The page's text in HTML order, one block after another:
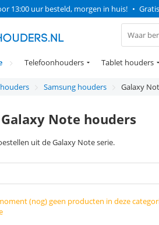
13:00 uur besteld, morgen in huis! •
Telefoonhouders Tablet houders
Samsung houders Galaxy
Note houders
uit de Galaxy Note serie.
(nog) geen producten in deze